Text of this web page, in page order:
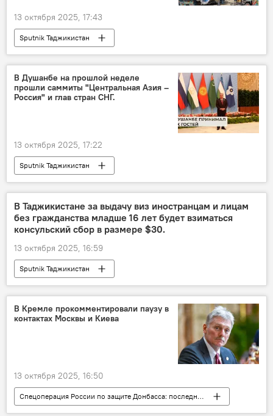
13 октября 2025, 17:43
Sputnik Таджикистан
В Душанбе на прошлой неделе
прошли саммиты "Центральная Азия –
Россия" и глав стран СНГ.
13 октября 2025, 17:22
Sputnik Таджикистан
В Таджикистане за выдачу виз иностранцам и лицам
без гражданства младше 16 лет будет взиматься
консульский сбор в размере $30.
13 октября 2025, 16:59
Sputnik Таджикистан
В Кремле прокомментировали паузу в
контактах Москвы и Киева
13 октября 2025, 16:50
Спецоперация России по защите Донбасса: последние новости